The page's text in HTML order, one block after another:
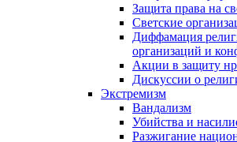
Защита права на
Светские
Диффамация
организаций и
Акции в защиту
Дискуссии о
Экстремизм
Вандализм
Убийства и
Разжигание